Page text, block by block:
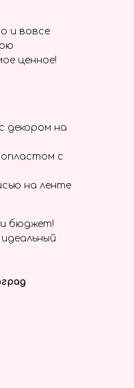
и вовсе
ценное!
декором на
с
на ленте
бюджет!